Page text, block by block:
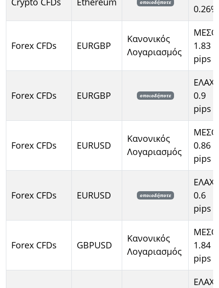
οποιοδήποτε
0.26%
Forex CFDs EURGBP
Κανονικός
Λογαριασμός
1.83
pips
Forex CFDs EURGBP οποιοδήποτε
ΕΛΑΧ
0.9
pips
Forex CFDs EURUSD
Κανονικός
Λογαριασμός
0.86
pips
Forex CFDs EURUSD οποιοδήποτε
ΕΛΑΧ
0.6
pips
Forex CFDs GBPUSD
Κανονικός
Λογαριασμός
1.84
pips
ΕΛΑΧ